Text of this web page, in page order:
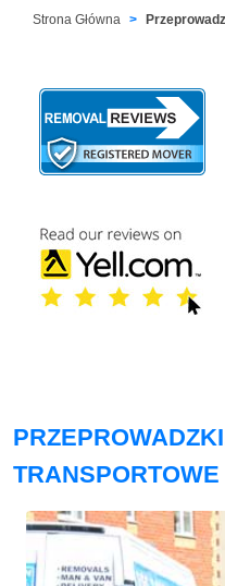
Strona Główna